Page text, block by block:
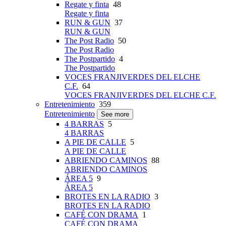
Regate y finta 48
Regate y finta
RUN & GUN 37
RUN & GUN
The Post Radio 50
The Post Radio
The Postpartido 4
The Postpartido
VOCES FRANJIVERDES DEL ELCHE
C.F. 64
VOCES FRANJIVERDES DEL ELCHE C.F.
Entretenimiento 359
Entretenimiento
See more
4 BARRAS 5
4 BARRAS
A PIE DE CALLE 5
A PIE DE CALLE
ABRIENDO CAMINOS 88
ABRIENDO CAMINOS
ÁREA 5 9
ÁREA 5
BROTES EN LA RADIO 3
BROTES EN LA RADIO
CAFÉ CON DRAMA
1
CAFÉ CON DRAMA